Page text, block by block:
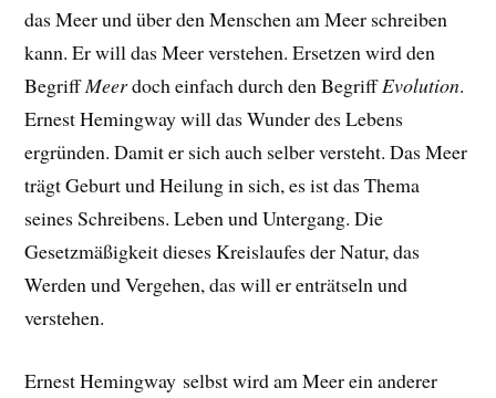
das Meer und über den Menschen am Meer schreiben
kann. Er will das Meer verstehen. Ersetzen wird den
BegriffMeerdoch einfach durch den BegriffEvolution.
Ernest Hemingway will das Wunder des Lebens
ergründen. Damit er sich auch selber versteht. Das Meer
trägt Geburt und Heilung in sich, es ist das Thema
seines Schreibens. Leben und Untergang. Die
Gesetzmäßigkeit dieses Kreislaufes der Natur, das
Werden und Vergehen, das will er enträtseln und
verstehen.
Ernest Hemingway selbst wird am Meer ein anderer